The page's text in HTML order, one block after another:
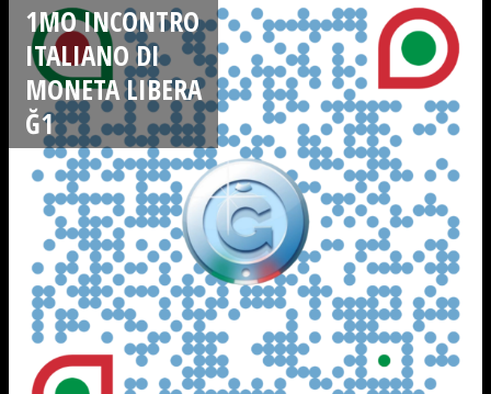
1MO INCONTRO
ITALIANO DI
MONETA LIBERA
Ğ1